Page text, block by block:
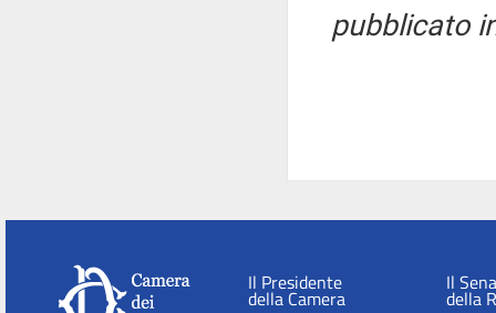
pubblicato
Il Presidente
della Camera
Il
della